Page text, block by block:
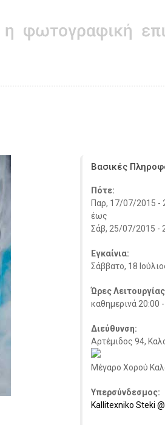
Βασικές
Πότε:
Παρ, 17/07/2015 -
έως
Σάβ, 25/07/2015 -
Εγκαίνια:
Σάββατο, 18
Ώρες
καθημερινά 20:00
Διεύθυνση:
Αρτέμιδος 94,
Μέγαρο Χορού
Υπερσύνδεσμος:
Kallitexniko Steki